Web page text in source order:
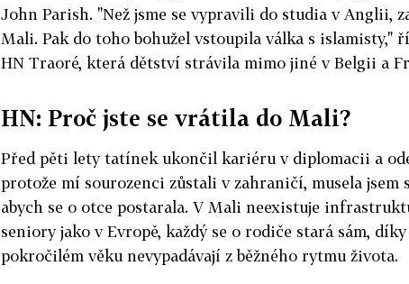
John Parish. "Než jsme se vypravili do studia v Anglii,
Mali. Pak do toho bohužel vstoupila válka s islamisty,"
HN Traoré, která dětství strávila mimo jiné v Belgii a
HN: Proč jste se vrátila do Mali?
Před pěti lety tatínek ukončil kariéru v diplomacii a
protože mí sourozenci zůstali v zahraničí, musela jsem
abych se o otce postarala. V Mali neexistuje
seniory jako v Evropě, každý se o rodiče stará sám,
pokročilém věku nevypadávají z běžného rytmu života.